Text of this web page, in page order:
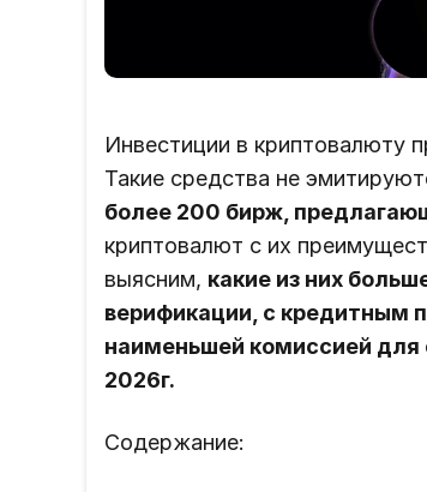
Инвестиции в криптовалюту
Такие средства не
более 200 бирж,
криптовалют с их
выясним, какие из них
верификации, с кредитным
наименьшей комиссией для
2026г.
Содержание: